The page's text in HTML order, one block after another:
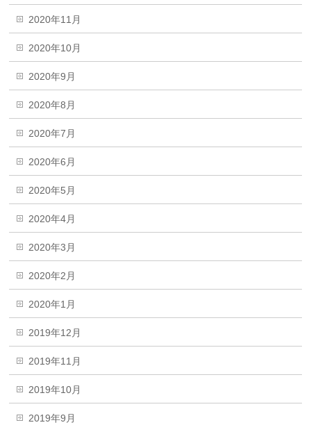
2020年11月
2020年10月
2020年9月
2020年8月
2020年7月
2020年6月
2020年5月
2020年4月
2020年3月
2020年2月
2020年1月
2019年12月
2019年11月
2019年10月
2019年9月